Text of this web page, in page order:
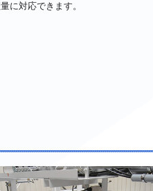
に対応できます。